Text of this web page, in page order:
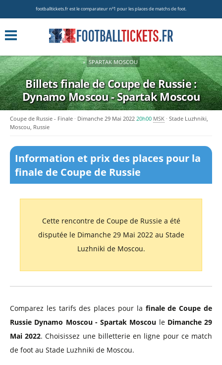
footballtickets.fr est le comparateur nº1 pour les places de matchs de foot.
» SPARTAK MOSCOU
Billets finale de Coupe de Russie :
Dynamo Moscou - Spartak Moscou
Coupe de Russie - Finale Dimanche 29 Mai 2022 20h00 MSK
Stade Luzhniki,
Moscou, Russie
Information et prix des places pour la
finale de Coupe de Russie
Cette rencontre de Coupe de Russie a été
disputée le Dimanche 29 Mai 2022 au Stade
Luzhniki de Moscou.
Comparez les tarifs des places pour la finale de Coupe de
Russie Dynamo Moscou - Spartak Moscou le Dimanche 29
Mai 2022. Choisissez une billetterie en ligne pour ce match
de foot au Stade Luzhniki de Moscou.